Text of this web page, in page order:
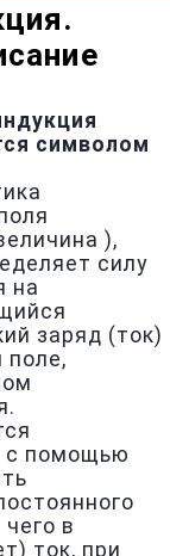
символом
),
силу
на
заряд (ток)
поле,
с помощью
в
ток, при